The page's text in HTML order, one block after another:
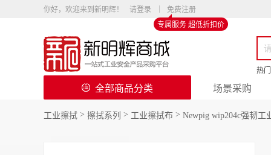
你好，欢迎来到新明辉！ 请登录
免费注册
专属服务 超低折扣价
热
全部商品分类 场景采购
工业擦拭 > 擦拭系列 > 工业擦拭布 > Newpig wip204c强韧工